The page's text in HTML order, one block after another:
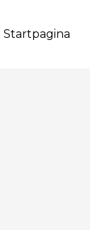
Startpagina